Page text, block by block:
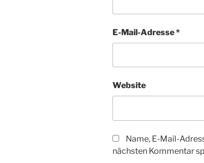
E-Mail-Adresse*
Website
Name, E-Mail-
nächsten Kommentar